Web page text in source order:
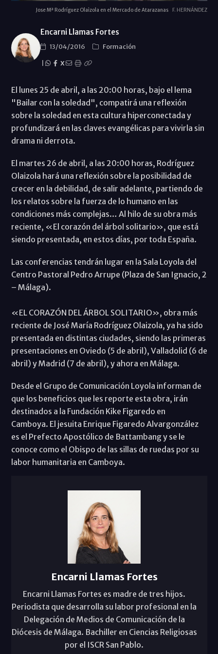
Jose Mª Rodríguez Olaizola en el Mercado de Atarazanas F. HERNÁNDEZ
Encarni Llamas Fortes
13/04/2016
Formación
X
El lunes 25 de abril, a las 20:00 horas, bajo el lema
"Bailar con la soledad", compatirá una reflexión
sobre la soledad en esta cultura hiperconectada y
profundizará en las claves evangélicas para vivirla sin
drama ni derrota.
El martes 26 de abril, a las 20:00 horas, Rodríguez
Olaizola hará una reflexión sobre la posibilidad de
crecer en la debilidad, de salir adelante, partiendo de
los relatos sobre la fuerza de lo humano en las
condiciones más complejas… Al hilo de su obra más
reciente, «El corazón del árbol solitario», que está
siendo presentada, en estos días, por toda España.
Las conferencias tendrán lugar en la Sala Loyola del
Centro Pastoral Pedro Arrupe (Plaza de San Ignacio, 2
– Málaga).
«EL CORAZÓN DEL ÁRBOL SOLITARIO», obra más
reciente de José María Rodríguez Olaizola, ya ha sido
presentada en distintas ciudades, siendo las primeras
presentaciones en Oviedo (5 de abril), Valladolid (6 de
abril) y Madrid (7 de abril), y ahora en Málaga.
Desde el Grupo de Comunicación Loyola informan de
que los beneficios que les reporte esta obra, irán
destinados a la Fundación Kike Figaredo en
Camboya. El jesuita Enrique Figaredo Alvargonzález
es el Prefecto Apostólico de Battambang y se le
conoce como el Obispo de las sillas de ruedas por su
labor humanitaria en Camboya.
Encarni Llamas Fortes
Encarni Llamas Fortes es madre de tres hijos.
Periodista que desarrolla su labor profesional en la
Delegación de Medios de Comunicación de la
Diócesis de Málaga. Bachiller en Ciencias Religiosas
por el ISCR San Pablo.